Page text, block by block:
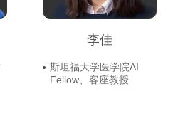
李佳
斯坦福大学医学院AI
Fellow、客座教授